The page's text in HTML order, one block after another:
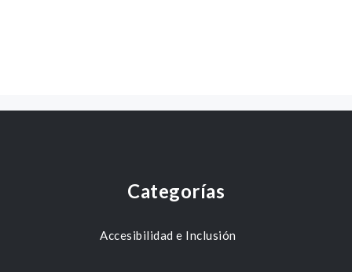
Categorías
Accesibilidad e Inclusión